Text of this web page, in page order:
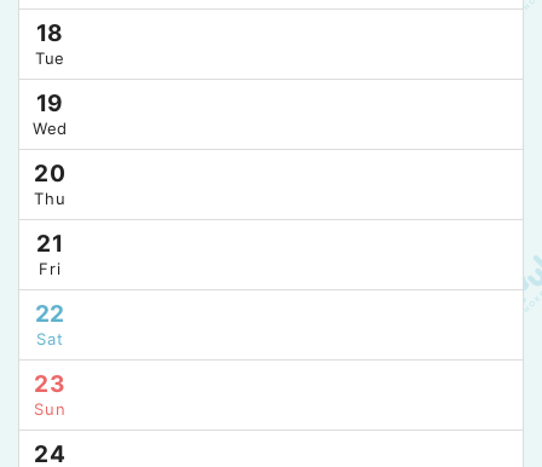
18
Tue
19
Wed
20
Thu
21
Fri
22
Sat
23
Sun
24